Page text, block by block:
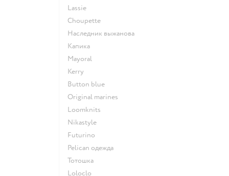
Lassie
Choupette
Наследник выжанова
Капика
Mayoral
Kerry
Button blue
Original marines
Loomknits
Nikastyle
Futurino
Pelican одежда
Тотошка
Loloclo